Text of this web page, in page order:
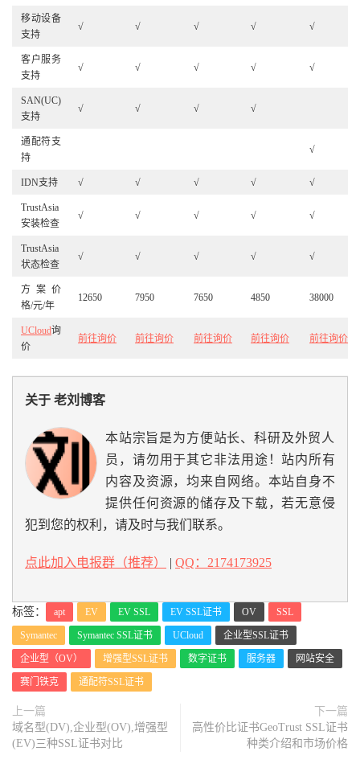
移动设备
支持
√ √ √ √ √
客户服务
支持
√ √ √ √ √
SAN(UC)
支持
√ √ √ √
通配符支
持
√
IDN支持 √ √ √ √ √
TrustAsia
安装检查
√ √ √ √ √
TrustAsia
状态检查
√ √ √ √ √
方案价
格/元/年
12650 7950 7650 4850 38000
UCloud询
价
前往询价 前往询价 前往询价 前往询价 前往询价
关于 老刘博客
本站宗旨是为方便站长、科研及外贸人
员，请勿用于其它非法用途！站内所有
内容及资源，均来自网络。本站自身不
提供任何资源的储存及下载，若无意侵
犯到您的权利，请及时与我们联系。
点此加入电报群（推荐） | QQ：2174173925
标签： apt EV EV SSL EV SSL证书 OV SSL
Symantec Symantec SSL证书 UCloud 企业型SSL证书
企业型（OV） 增强型SSL证书 数字证书 服务器 网站安全
赛门铁克 通配符SSL证书
上一篇
域名型(DV),企业型(OV),增强型
(EV)三种SSL证书对比
下一篇
高性价比证书GeoTrust SSL证书
种类介绍和市场价格